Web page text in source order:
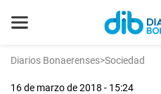
Diarios Bonaerenses>Sociedad
16 de marzo de 2018 - 15:24